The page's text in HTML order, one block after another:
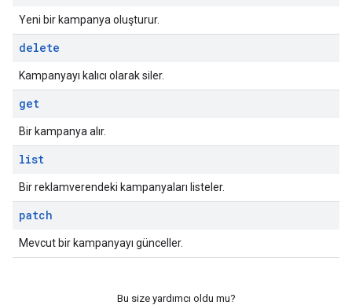
Yeni bir kampanya oluşturur.
delete
Kampanyayı kalıcı olarak siler.
get
Bir kampanya alır.
list
Bir reklamverendeki kampanyaları listeler.
patch
Mevcut bir kampanyayı günceller.
Bu size yardımcı oldu mu?